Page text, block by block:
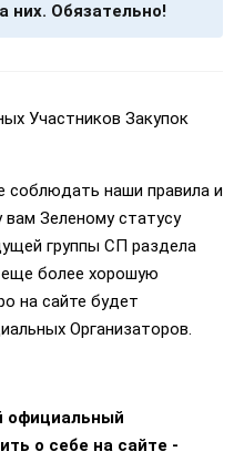
них. Обязательно!
Участников Закупок
соблюдать наши правила и
Зеленому статусу
группы СП раздела
более хорошую
на сайте будет
Организаторов.
официальный
о себе на сайте -